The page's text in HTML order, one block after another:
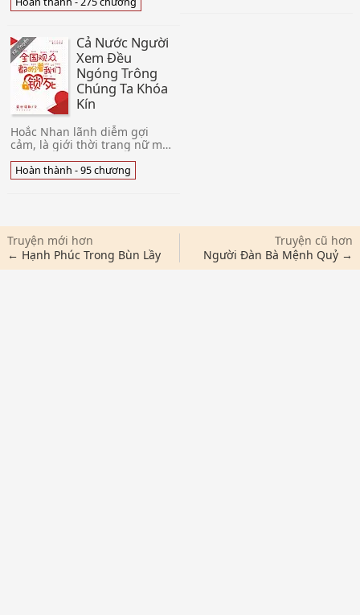
gia, thái hậu,
không ai nhường
ai. Thẩ
Cả Nước Người
Xem Đều
Ngóng Trông
Chúng Ta Khóa
Kín
Hoắc Nhan lãnh diễm gợi
cảm, là giới thời trang nữ ma
muốn mượn nàng Đông
Phong cầm tài nguyên. Dần
Hoàn thành - 95 chương
Truyện mới hơn
← Hạnh Phúc Trong Bùn Lầy
Truyện cũ hơn
Người Đàn Bà Mệnh Quỷ →